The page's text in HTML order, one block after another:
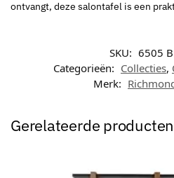
ontvangt, deze salontafel is een
SKU: 6505
Categorieën: Collecties,
Merk:
Gerelateerde producten